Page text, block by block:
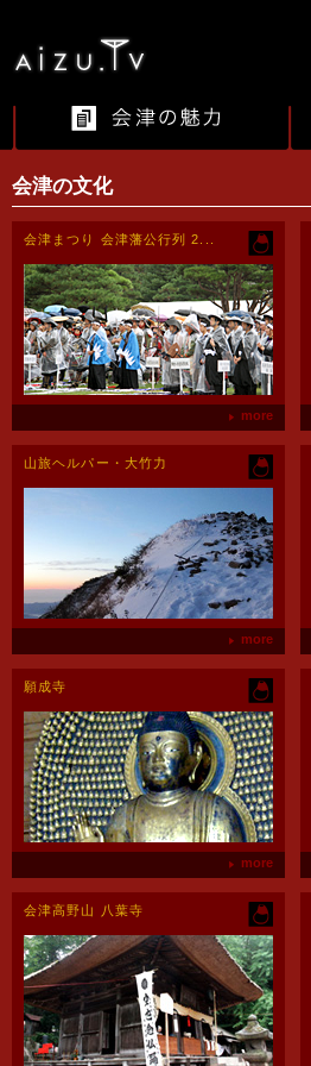
会津の文化
会津まつり 会津藩公行列 2...
more
山旅ヘルパー・大竹力
more
願成寺
more
会津高野山 八葉寺